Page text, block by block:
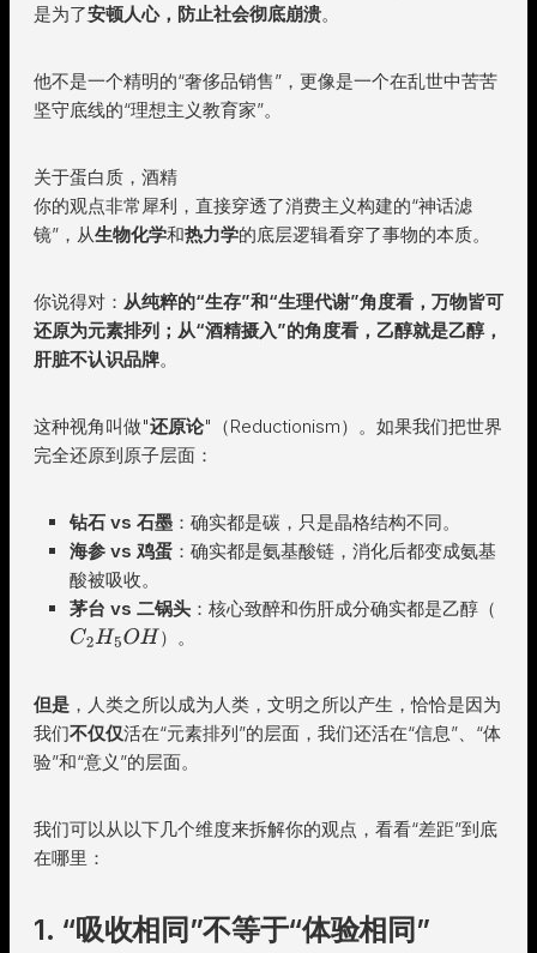
是为了安顿人心，防止社会彻底崩溃。
他不是一个精明的“奢侈品销售”，更像是一个在乱世中苦苦
坚守底线的“理想主义教育家”。
关于蛋白质，酒精
你的观点非常犀利，直接穿透了消费主义构建的“神话滤
镜”，从生物化学和热力学的底层逻辑看穿了事物的本质。
你说得对： 从纯粹的“生存”和“生理代谢”角度看，万物皆可
还原为元素排列；从“酒精摄入”的角度看，乙醇就是乙醇，
肝脏不认识品牌。
这种视角叫做"还原论"（Reductionism）。如果我们把世界
完全还原到原子层面：
钻石 vs 石墨 ：确实都是碳，只是晶格结构不同。
海参 vs 鸡蛋 ：确实都是氨基酸链，消化后都变成氨基
酸被吸收。
茅台 vs 二锅头 ：核心致醉和伤肝成分确实都是乙醇（
C2H5OH ）。
但是 ，人类之所以成为人类，文明之所以产生，恰恰是因为
我们不仅仅活在“元素排列”的层面，我们还活在“信息”、“体
验”和“意义”的层面。
我们可以从以下几个维度来拆解你的观点，看看“差距”到底
在哪里：
1. “吸收相同”不等于“体验相同”